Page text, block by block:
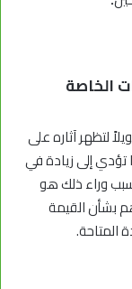
الخاصة
لتظهر آثاره على
تؤدي إلى زيادة في
وراء ذلك هو
بشأن القيمة
المتاحة.